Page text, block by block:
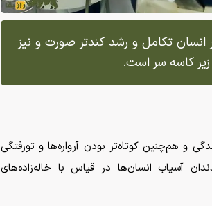
تکامل و رشد کندتر صورت و نیز
زیر کاسه سر است.
و هم‌چنین کوتاه‌تر بودن آرواره‌ها و تورفتگی
آسیاب انسان‌ها در قیاس با خاله‌زاده‌های